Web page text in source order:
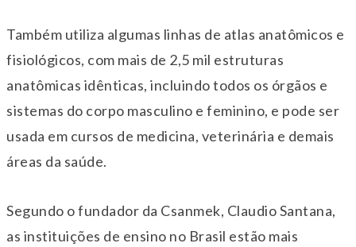
Também utiliza algumas linhas de atlas anatômicos e
fisiológicos, com mais de 2,5 mil estruturas
anatômicas idênticas, incluindo todos os órgãos e
sistemas do corpo masculino e feminino, e pode ser
usada em cursos de medicina, veterinária e demais
áreas da saúde.
Segundo o fundador da Csanmek, Claudio Santana,
as instituições de ensino no Brasil estão mais